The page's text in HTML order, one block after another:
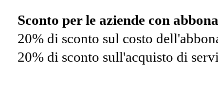
Sconto per le aziende con
20% di sconto sul costo
20% di sconto sull'acquisto di